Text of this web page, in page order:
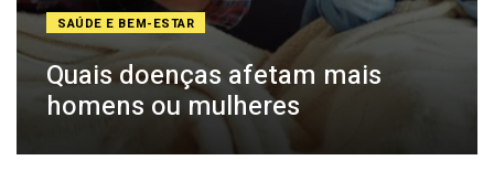
SAÚDE E BEM-ESTAR
Quais doenças afetam mais
homens ou mulheres